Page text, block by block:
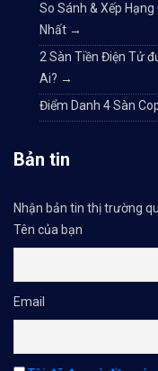
So Sánh & Xếp
Nhất →
2 Sàn Tiền Điện Tử
Ai? →
Điểm Danh 4 Sàn
Bản tin
Nhận bản tin thị trường
Tên của bạn
Email